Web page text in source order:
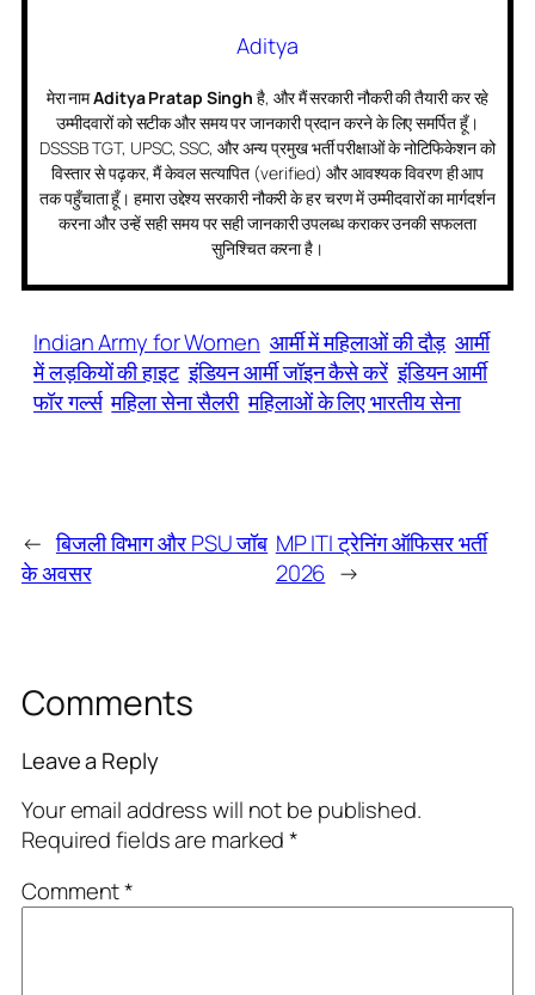
Aditya
मेरा नामAditya Pratap Singh है, और मैं सरकारी नौकरी की तैयारी कर रहे
उम्मीदवारों को सटीक और समय पर जानकारी प्रदान करने के लिए समर्पित हूँ।
DSSSB TGT, UPSC, SSC, और अन्य प्रमुख भर्ती परीक्षाओं के नोटिफिकेशन को
विस्तार से पढ़कर, मैं केवल सत्यापित (verified) और आवश्यक विवरण ही आप
तक पहुँचाता हूँ। हमारा उद्देश्य सरकारी नौकरी के हर चरण में उम्मीदवारों का मार्गदर्शन
करना और उन्हें सही समय पर सही जानकारी उपलब्ध कराकर उनकी सफलता
सुनिश्चित करना है।
Indian Army for Women आर्मी में महिलाओं की दौड़ आर्मी
में लड़कियों की हाइट इंडियन आर्मी जॉइन कैसे करें इंडियन आर्मी
फॉर गर्ल्स महिला सेना सैलरी महिलाओं के लिए भारतीय सेना
← बिजली विभाग और PSU जॉब
के अवसर
MP ITI ट्रेनिंग ऑफिसर भर्ती
2026 →
Comments
Leave a Reply
Your email address will not be published.
Required fields are marked*
Comment*